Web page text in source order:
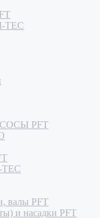
TEC
PFT
валы PFT
и насадки PFT